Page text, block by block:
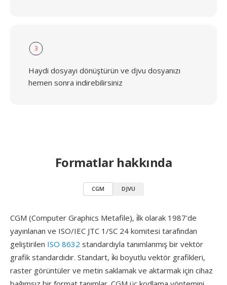
3
Haydi dosyayı dönüştürün ve djvu dosyanızı
hemen sonra indirebilirsiniz
Formatlar hakkında
CGM DJVU
CGM (Computer Graphics Metafile), i̇lk olarak 1987'de
yayınlanan ve ISO/IEC JTC 1/SC 24 komitesi tarafından
geliştirilen ISO 8632 standardıyla tanımlanmış bir vektör
grafik standardıdır. Standart, i̇ki boyutlu vektör grafikleri,
raster görüntüler ve metin saklamak ve aktarmak için cihaz